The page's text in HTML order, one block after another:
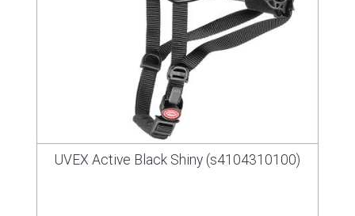
UVEX Active Black Shiny (s4104310100)